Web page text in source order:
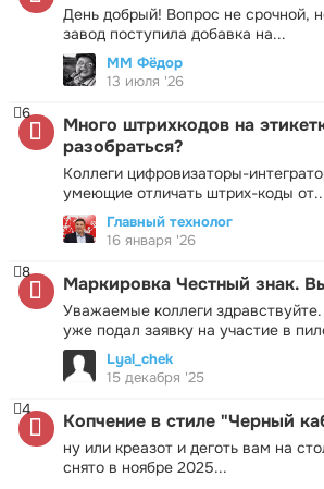
День добрый! Вопрос не срочной,
завод поступила добавка на...
ММ Фёдор
13 июля '26
Много штрихкодов на
разобраться?
Коллеги цифровизаторы-
умеющие отличать штрих-коды
6
Главный технолог
16 января '26
Маркировка Честный знак.
Уважаемые коллеги
уже подал заявку на участие в
8
Lyal_chek
15 декабря '25
Копчение в стиле "Черный
ну или креазот и деготь вам на
снято в ноябре 2025...
4